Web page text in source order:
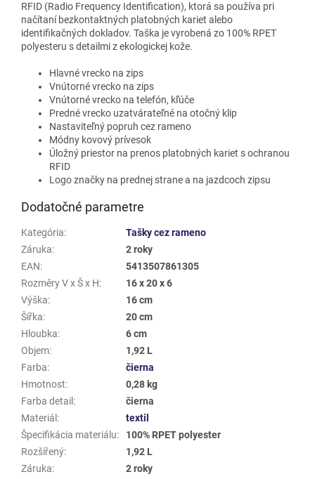
RFID (Radio Frequency Identification), ktorá sa používa pri
načítaní bezkontaktných platobných kariet alebo
identifikačných dokladov. Taška je vyrobená zo 100% RPET
polyesteru s detailmi z ekologickej kože.
Hlavné vrecko na zips
Vnútorné vrecko na zips
Vnútorné vrecko na telefón, kľúče
Predné vrecko uzatvárateľné na otočný klip
Nastaviteľný popruh cez rameno
Módny kovový prívesok
Úložný priestor na prenos platobných kariet s ochranou
RFID
Logo značky na prednej strane a na jazdcoch zipsu
Dodatočné parametre
Kategória:
Tašky cez rameno
Záruka:
2 roky
EAN:
5413507861305
Rozměry V x Š x H:
16 x 20 x 6
Výška:
16 cm
Šířka:
20 cm
Hloubka:
6 cm
Objem:
1,92 L
Farba:
čierna
Hmotnost:
0,28 kg
Farba detail :
čierna
Materiál :
textil
Špecifikácia materiálu:
100% RPET polyester
Rozšířený:
1,92 L
Záruka:
2 roky